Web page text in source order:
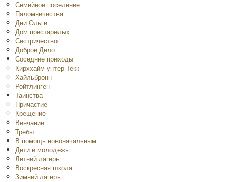
Семейное поселение
Паломничества
Дни Ольги
Дом престарелых
Сестричество
Доброе Дело
Соседние приходы
Кирххайм-унтер-Текк
Хайльбронн
Ройтлинген
Таинства
Причастие
Крещение
Венчание
Требы
В помощь новоначальным
Дети и молодежь
Летний лагерь
Воскресная школа
Зимний лагерь